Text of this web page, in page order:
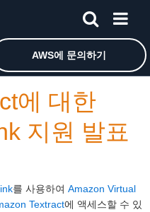
페이지로 돌아가려면 여기를 클
AWS에 문의하기
에 대한
지원 발표
를 사용하여 Amazon Virtual
Textract에 액세스할 수 있